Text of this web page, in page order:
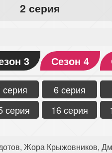
2 серия
3 Сезон 4
серия 6 серия
серия 16 серия
Жора Крыжовников,